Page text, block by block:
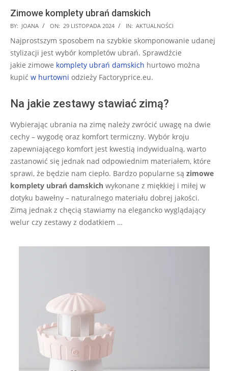
Zimowe komplety ubrań damskich
2024-
11-
29
BY: JOANA ON: 29 LISTOPADA 2024 IN: AKTUALNOŚCI
Najprostszym sposobem na szybkie skomponowanie udanej
stylizacji jest wybór kompletów ubrań. Sprawdźcie
jakie zimowe komplety ubrań damskich hurtowo można
kupić w hurtowni odzieży Factoryprice.eu.
Na jakie zestawy stawiać zimą?
Wybierając ubrania na zimę należy zwrócić uwagę na dwie
cechy – wygodę oraz komfort termiczny. Wybór kroju
zapewniającego komfort jest kwestią indywidualną, warto
zastanowić się jednak nad odpowiednim materiałem, które
sprawi, że będzie nam ciepło. Bardzo popularne są zimowe
komplety ubrań damskich wykonane z miękkiej i miłej w
dotyku bawełny – naturalnego materiału dobrej jakości.
Zimą jednak z chęcią stawiamy na elegancko wyglądający
welur czy zestawy z dodatkiem …